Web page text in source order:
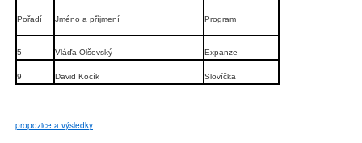
Pořadí Jméno a příjmení Program
5 Vláďa Olšovský Expanze
9 David Kocík Slovíčka
propozice a výsledky